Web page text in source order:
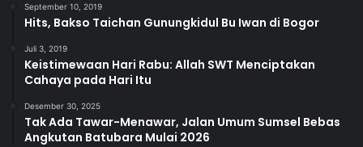
September 10, 2019
Hits, Bakso Taichan Gunungkidul Bu Iwan di Bogor
Juli 3, 2019
Keistimewaan Hari Rabu: Allah SWT Menciptakan
Cahaya pada Hari Itu
Desember 30, 2025
Tak Ada Tawar-Menawar, Jalan Umum Sumsel Bebas
Angkutan Batubara Mulai 2026